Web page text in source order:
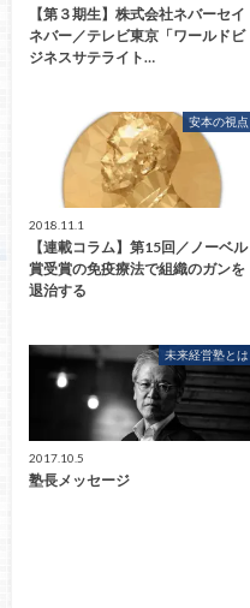
【第３期生】株式会社ネバーセイ
ネバー／テレビ東京「ワールドビ
ジネスサテライト…
安本の視点
2018.11.1
【連載コラム】第15回／ノーベル
賞受賞の免疫療法で組織のガンを
退治する
未来経営塾とは
2017.10.5
塾長メッセージ